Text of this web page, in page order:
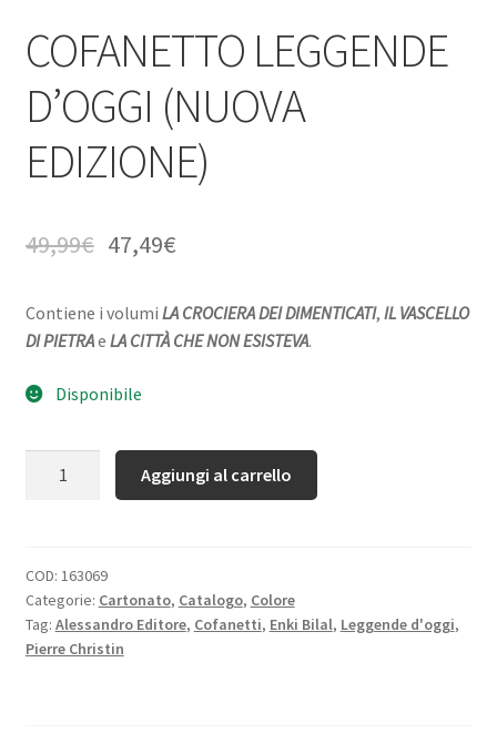
COFANETTO LEGGENDE
D’OGGI (NUOVA
EDIZIONE)
49,99€ 47,49€
Contiene i volumi LA CROCIERA DEI DIMENTICATI, IL VASCELLO
DI PIETRAe LA CITTÀ CHE NON ESISTEVA.
Disponibile
Aggiungi al carrello
COD: 163069
Categorie: Cartonato, Catalogo, Colore
Tag: Alessandro Editore, Cofanetti, Enki Bilal, Leggende d'oggi,
Pierre Christin